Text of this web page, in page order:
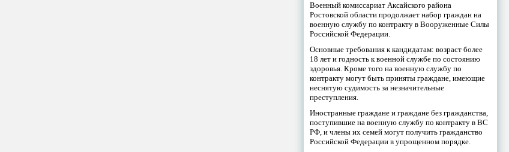
Военный комиссариат Аксайского района
Ростовской области продолжает набор граждан на
военную службу по контракту в Вооруженные Силы
Российской Федерации.
Основные требования к кандидатам: возраст более
18 лет и годность к военной службе по состоянию
здоровья. Кроме того на военную службу по
контракту могут быть приняты граждане, имеющие
неснятую судимость за незначительные
преступления.
Иностранные граждане и граждане без гражданства,
поступившие на военную службу по контракту в ВС
РФ, и члены их семей могут получить гражданство
Российской Федерации в упрощенном порядке.